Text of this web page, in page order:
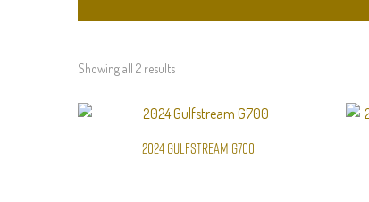
Showing all 2 results
阅读更多
2024 Gulfstream G700